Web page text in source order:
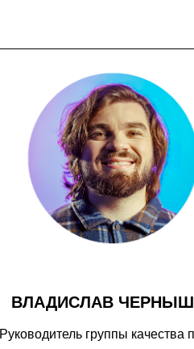
ВЛАДИСЛАВ
Руководитель группы качества